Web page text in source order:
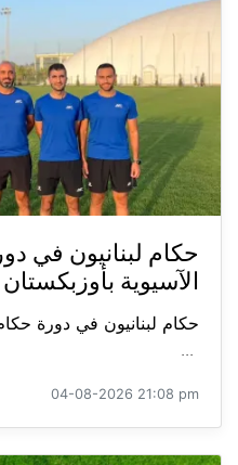
حكام لبنانيون في
الآسيوية بأوزبكستان
حكام لبنانيون في دورة
...
04-08-2026 21:08 pm